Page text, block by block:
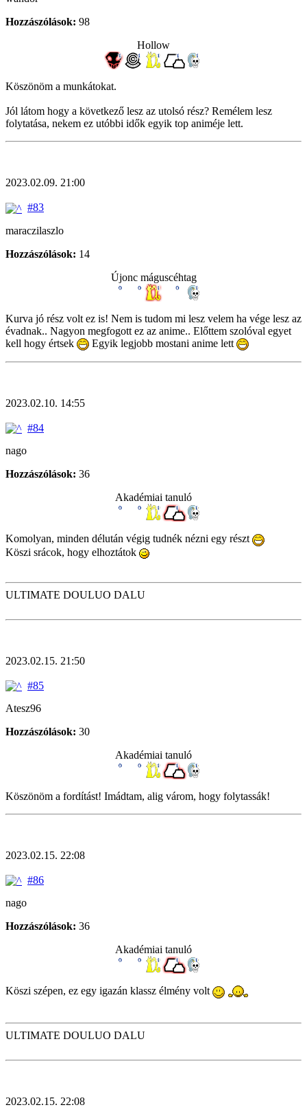
Hozzászólások: 98
Hollow
Köszönöm a munkátokat.
Jól látom hogy a következő lesz az utolsó rész? Remélem lesz
folytatása, nekem ez utóbbi idők egyik top animéje lett.
2023.02.09. 21:00
#83
maraczilaszlo
Hozzászólások: 14
Újonc máguscéhtag
Kurva jó rész volt ez is! Nem is tudom mi lesz velem ha vége lesz az
évadnak.. Nagyon megfogott ez az anime.. Előttem szolóval egyet
kell hogy értsek
Egyik legjobb mostani anime lett
2023.02.10. 14:55
#84
nago
Hozzászólások: 36
Akadémiai tanuló
Komolyan, minden délután végig tudnék nézni egy részt
Köszi srácok, hogy elhoztátok
ULTIMATE DOULUO DALU
2023.02.15. 21:50
#85
Atesz96
Hozzászólások: 30
Akadémiai tanuló
Köszönöm a fordítást! Imádtam, alig várom, hogy folytassák!
2023.02.15. 22:08
#86
nago
Hozzászólások: 36
Akadémiai tanuló
Köszi szépen, ez egy igazán klassz élmény volt
ULTIMATE DOULUO DALU
2023.02.15. 22:08